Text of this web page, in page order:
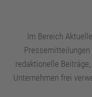
Im Bereich
redaktionelle
Unternehmen frei